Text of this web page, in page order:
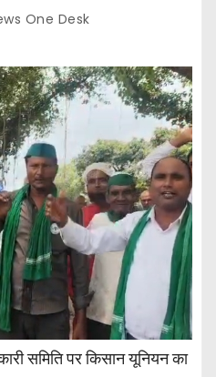
One Desk
समिति पर किसान यूनियन का